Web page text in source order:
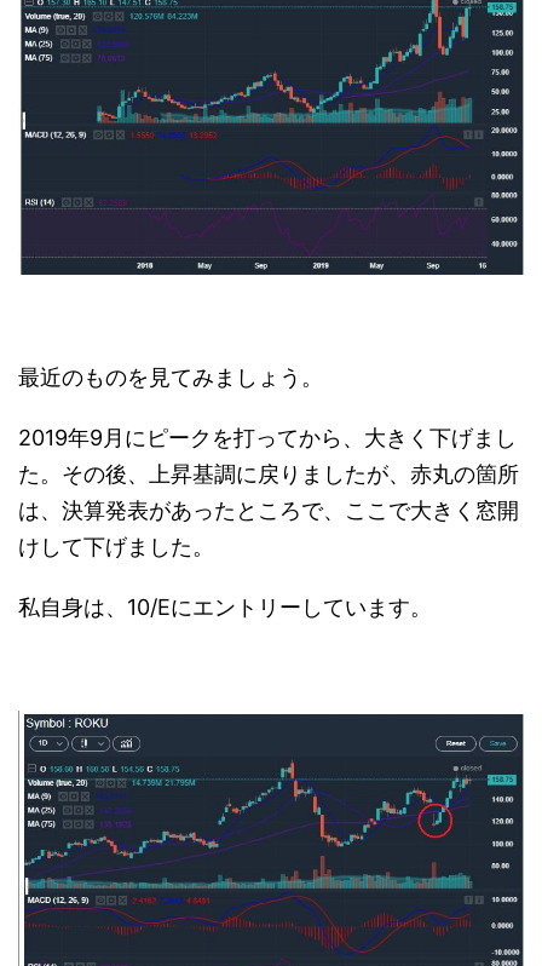
最近のものを見てみましょう。
2019年9月にピークを打ってから、大きく下げまし
た。その後、上昇基調に戻りましたが、赤丸の箇所
は、決算発表があったところで、ここで大きく窓開
けして下げました。
私自身は、10/Eにエントリーしています。